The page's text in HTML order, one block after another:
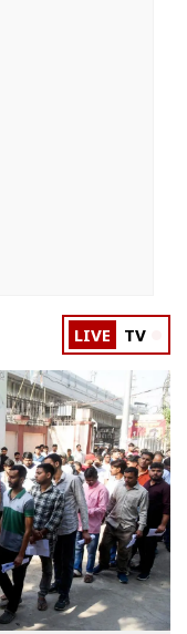
LIVE TV